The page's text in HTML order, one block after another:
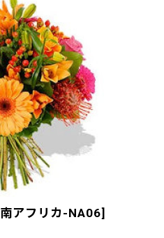
南アフリカ-NA06]